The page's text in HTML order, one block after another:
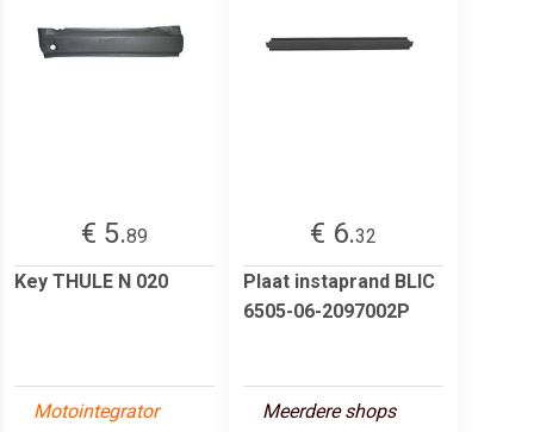
€ 5.89
Key THULE N 020
Motointegrator
€ 6.32
Plaat instaprand BLIC
6505-06-2097002P
Meerdere shops